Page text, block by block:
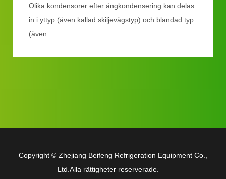
Olika kondensorer efter ångkondensering kan delas
in i yttyp (även kallad skiljevägstyp) och blandad typ
(även...
Copyright © Zhejiang Beifeng Refrigeration Equipment Co.,
Ltd. Alla rättigheter reserverade.